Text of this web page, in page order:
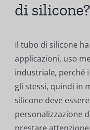
di silicone?
Il tubo di silicone
applicazioni, uso
industriale, perché
gli stessi, quindi in
silicone deve
personalizzazione